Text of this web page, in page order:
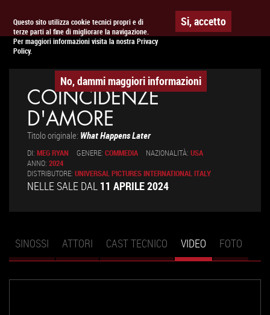
Questo sito utilizza cookie tecnici propri e di
terze parti al fine di migliorare la navigazione.
Per maggiori informazioni visita la nostra Privacy
Policy.
Si, accetto
No, dammi maggiori informazioni
APPUNTAMENTO AL CINEMA
COINCIDENZE
D'AMORE
Titolo originale: What Happens Later
DI: MEG RYAN GENERE: COMMEDIA NAZIONALITÀ: USA
ANNO: 2024
DISTRIBUTORE: UNIVERSAL PICTURES INTERNATIONAL ITALY
NELLE SALE DAL 11 APRILE 2024
Schede primarie
SINOSSI ATTORI CAST TECNICO VIDEO (SCHEDA
ATTIVA)
FOTO